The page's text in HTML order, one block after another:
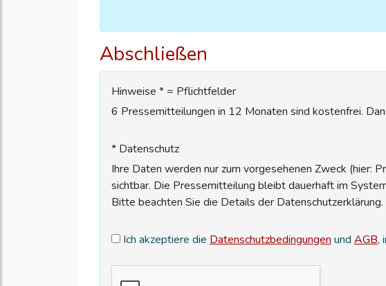
Abschließen
Hinweise * = Pflichtfelder
6 Pressemitteilungen in 12 Monaten sind kostenfrei.
* Datenschutz
Ihre Daten werden nur zum vorgesehenen Zweck (hier:
sichtbar. Die Pressemitteilung bleibt dauerhaft im
Bitte beachten Sie die Details der Datenschutzerklärung.
Ich akzeptiere die Datenschutzbedingungenund AGB,